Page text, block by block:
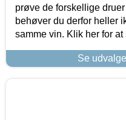
prøve de forskellige
behøver du derfor heller
samme vin. Klik her for
Se